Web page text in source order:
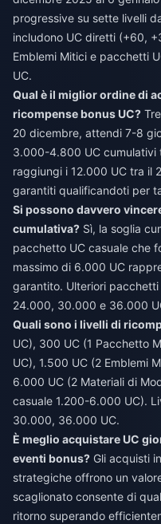
progressive su sette livelli
includono UC diretti (+60,
Emblemi Mitici e pacchetti
UC.
Qual è il miglior ordine di
ricompense bonus UC?
20 dicembre, attendi 7-8
3.000-4.800 UC cumulativi
raggiungi i 12.000 UC tra il
garantiti qualificandoti per
Si possono davvero
cumulativa? Sì, la soglia
pacchetto UC casuale che
massimo di 6.000 UC
garantito. Ulteriori
24.000, 30.000 e 36.000
Quali sono i livelli di
UC), 300 UC (1 Pacchetto
UC), 1.500 UC (2 Emblemi
6.000 UC (2 Materiali di
casuale 1.200-6.000 UC).
30.000, 36.000 UC.
È meglio acquistare UC
eventi bonus? Gli acquisti
strategiche offrono un
scaglionato consente di
ritorno superando